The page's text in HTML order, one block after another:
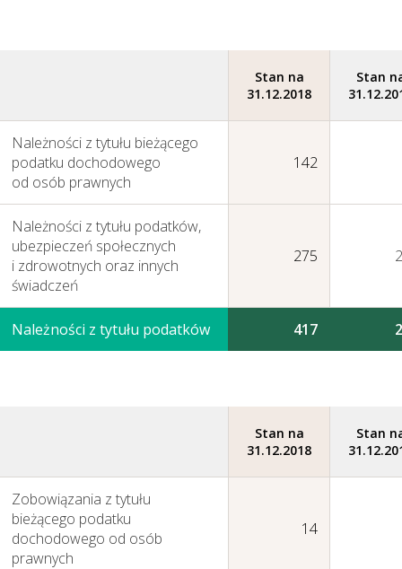
Stan na
31.12.2018
Stan
Należności z tytułu bieżącego
podatku dochodowego
od osób prawnych
142
Należności z tytułu podatków,
ubezpieczeń społecznych
i zdrowotnych oraz innych
świadczeń
275
Należności z tytułu podatków 417
Stan na
31.12.2018
Stan
Zobowiązania z tytułu
bieżącego podatku
dochodowego od osób
prawnych
14